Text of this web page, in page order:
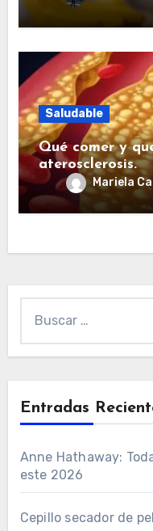
Saludable
Qué comer y
aterosclerosis.
Mariela
Entradas
Anne Hathaway:
este 2026
Cepillo secador de